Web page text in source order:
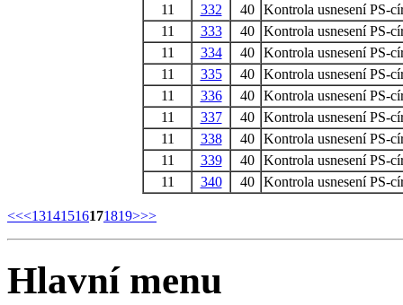
11
332 40 Kontrola usnesení PS-
11
333 40 Kontrola usnesení PS-
11
334 40 Kontrola usnesení PS-
11
335 40 Kontrola usnesení PS-
11
336 40 Kontrola usnesení PS-
11
337 40 Kontrola usnesení PS-
11
338 40 Kontrola usnesení PS-
11
339 40 Kontrola usnesení PS-
11
340 40 Kontrola usnesení PS-
<<<13141516171819>>>
Hlavní menu